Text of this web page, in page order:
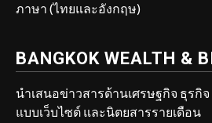
ภาษา (ไทยและอังกฤษ)
BANGKOK WEALTH &
นำเสนอข่าวสารด้านเศรษฐกิจ ธุรกิ
แบบเว็บไซต์ และนิตยสารรายเดือน